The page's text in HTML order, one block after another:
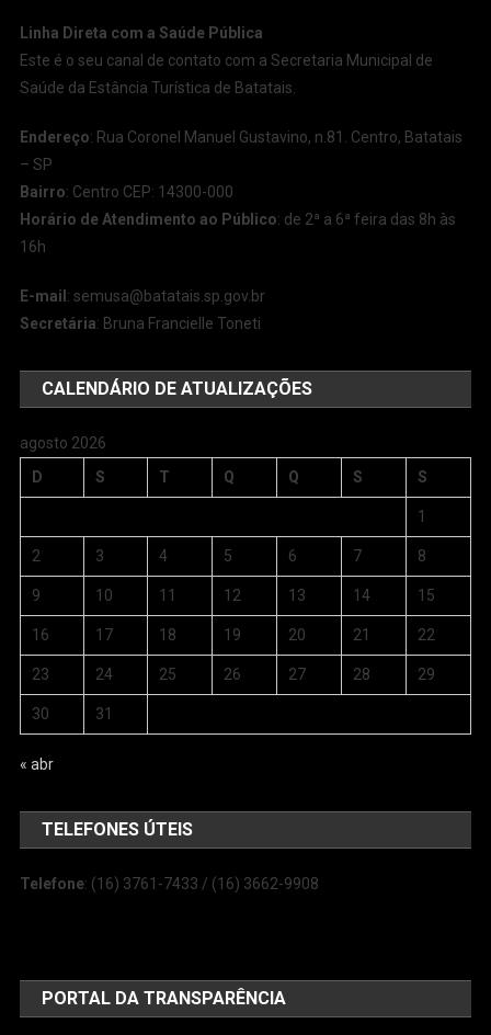
Linha Direta com a Saúde Pública
Este é o seu canal de contato com a Secretaria Municipal de
Saúde da Estância Turística de Batatais.
Endereço: Rua Coronel Manuel Gustavino, n.81. Centro, Batatais
– SP
Bairro: Centro CEP: 14300-000
Horário de Atendimento ao Público: de 2ª a 6ª feira das 8h às
16h
E-mail :semusa@batatais.sp.gov.br
Secretária: Bruna Francielle Toneti
CALENDÁRIO DE ATUALIZAÇÕES
agosto 2026
D
S T Q Q S S
1
2 3 4 5 6 7 8
9 10 11 12 13 14 15
16 17 18 19 20 21 22
23 24 25 26 27 28 29
30 31
« abr
TELEFONES ÚTEIS
Telefone: (16) 3761-7433 / (16) 3662-9908
PORTAL DA TRANSPARÊNCIA